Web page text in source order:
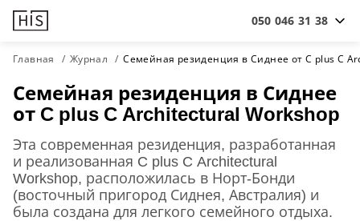
050 046 31 38
Главная Журнал Семейная резиденция в Сиднее от C plus C
Семейная резиденция в Сиднее
от C plus C Architectural Workshop
Эта современная резиденция, разработанная
и реализованная C plus C Architectural
Workshop, расположилась в Норт-Бонди
(восточный пригород Сиднея, Австралия) и
была создана для легкого семейного отдыха.